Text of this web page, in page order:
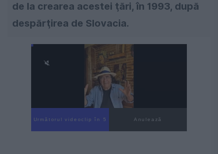
de la crearea acestei ţări, în 1993, după
despărţirea de Slovacia.
Următorul videoclip în 4 Anulează